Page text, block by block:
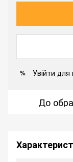
% Увійти для
До